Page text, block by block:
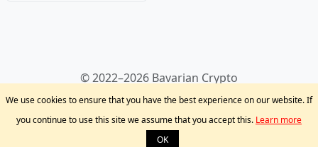
© 2022–2026 Bavarian Crypto
Kryptowährungen
Privacy Policy
Disclaimer
Krypto Blog
Support
We use cookies to ensure that you have the best experience on our website. If
you continue to use this site we assume that you accept this. Learn more
OK